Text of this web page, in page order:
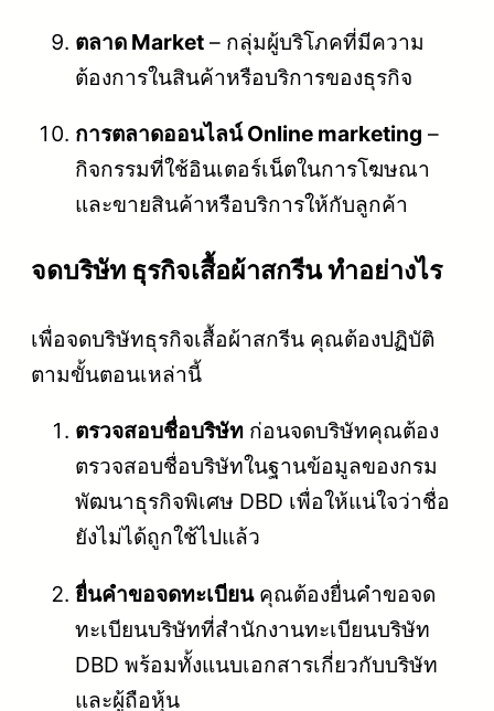
ตลาด Market – กลุ่มผู้บริโภคที่มีความ
ต้องการในสินค้าหรือบริการของธุรกิจ
การตลาดออนไลน์ Online marketing –
กิจกรรมที่ใช้อินเตอร์เน็ตในการโฆษณา
และขายสินค้าหรือบริการให้กับลูกค้า
จดบริษัท ธุรกิจเสื้อผ้าสกรีน ทำอย่างไร
เพื่อจดบริษัทธุรกิจเสื้อผ้าสกรีน คุณต้องปฏิบัติ
ตามขั้นตอนเหล่านี้
ตรวจสอบชื่อบริษัท ก่อนจดบริษัทคุณต้อง
ตรวจสอบชื่อบริษัทในฐานข้อมูลของกรม
พัฒนาธุรกิจพิเศษ DBD เพื่อให้แน่ใจว่าชื่อ
ยังไม่ได้ถูกใช้ไปแล้ว
ยื่นคำขอจดทะเบียนคุณต้องยื่นคำขอจด
ทะเบียนบริษัทที่สำนักงานทะเบียนบริษัท
DBD พร้อมทั้งแนบเอกสารเกี่ยวกับบริษัท
และผู้ถือหุ้น